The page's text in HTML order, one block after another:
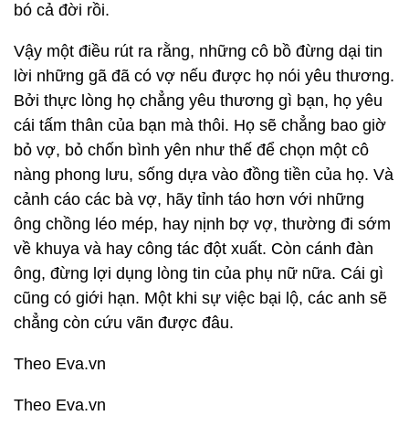
bó cả đời rồi.
Vậy một điều rút ra rằng, những cô bồ đừng dại tin
lời những gã đã có vợ nếu được họ nói yêu thương.
Bởi thực lòng họ chẳng yêu thương gì bạn, họ yêu
cái tấm thân của bạn mà thôi. Họ sẽ chẳng bao giờ
bỏ vợ, bỏ chốn bình yên như thế để chọn một cô
nàng phong lưu, sống dựa vào đồng tiền của họ. Và
cảnh cáo các bà vợ, hãy tỉnh táo hơn với những
ông chồng léo mép, hay nịnh bợ vợ, thường đi sớm
về khuya và hay công tác đột xuất. Còn cánh đàn
ông, đừng lợi dụng lòng tin của phụ nữ nữa. Cái gì
cũng có giới hạn. Một khi sự việc bại lộ, các anh sẽ
chẳng còn cứu vãn được đâu.
Theo Eva.vn
Theo Eva.vn